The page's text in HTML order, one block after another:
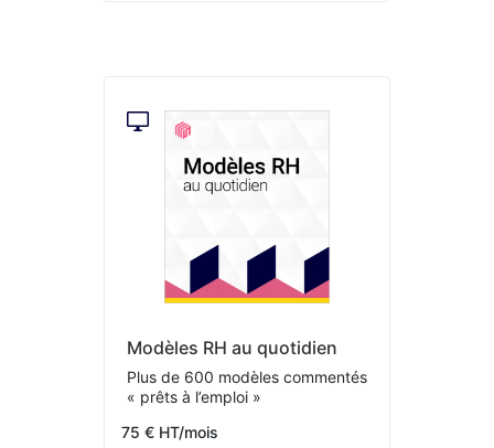
Modèles RH au quotidien
Plus de 600 modèles commentés
« prêts à l’emploi »
75 € HT/mois